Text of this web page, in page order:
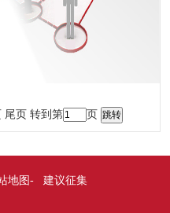
尾页 转到第 页
地图-建议征集